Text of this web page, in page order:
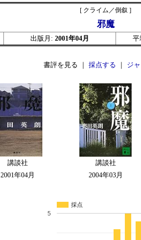
[ クライム／倒叙 ]
邪魔
出版月: 2001年04月
書評を見る ｜ 採点する ジ
講談社
2001年04月
講談社
2004年03月
採点
5